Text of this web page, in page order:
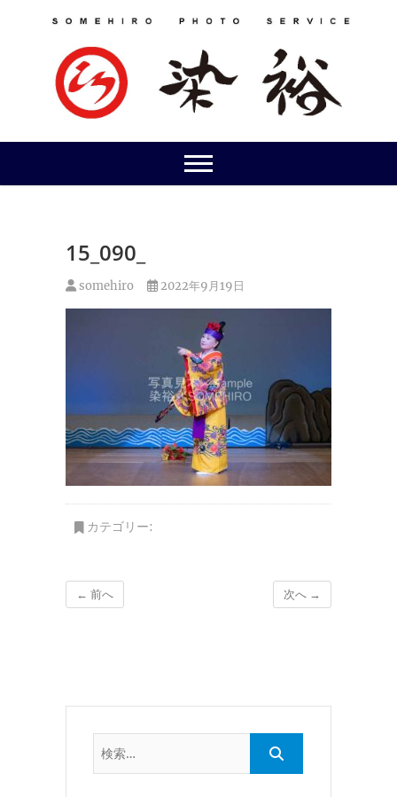
15_090_
somehiro 2022年9月19日
カテゴリー:
← 前へ 次へ →